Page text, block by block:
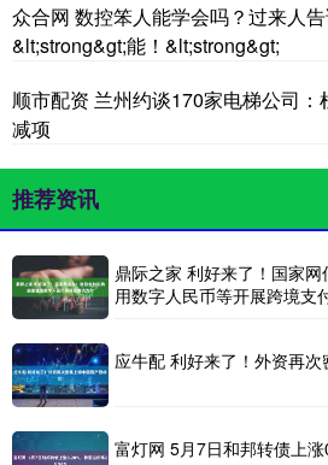
众合网 数控笨人能学会吗？过来人告
&lt;strong&gt;能！&lt;strong&gt;
顺市配资 兰州约谈170家电梯公司
减项
推荐资讯
鼎际之家 利好来了！国家
用数字人民币等开展跨境支
应牛配 利好来了！外资再次
富灯网 5月7日和邦转债上